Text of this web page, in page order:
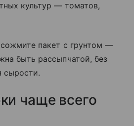
культур — томатов,
пакет с грунтом —
быть рассыпчатой, без
сырости.
чаще всего